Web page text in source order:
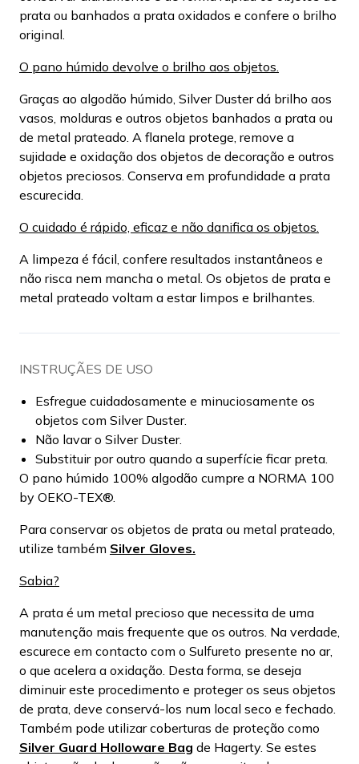
prata ou banhados a prata oxidados e confere o brilho
original.
O pano húmido devolve o brilho aos objetos.
Graças ao algodão húmido, Silver Duster dá brilho aos
vasos, molduras e outros objetos banhados a prata ou
de metal prateado. A flanela protege, remove a
sujidade e oxidação dos objetos de decoração e outros
objetos preciosos. Conserva em profundidade a prata
escurecida.
O cuidado é rápido, eficaz e não danifica os objetos.
A limpeza é fácil, confere resultados instantâneos e
não risca nem mancha o metal. Os objetos de prata e
metal prateado voltam a estar limpos e brilhantes.
INSTRUÇÃES DE USO
Esfregue cuidadosamente e minuciosamente os
objetos com Silver Duster.
Não lavar o Silver Duster.
Substituir por outro quando a superfície ficar preta.
O pano húmido 100% algodão cumpre a NORMA 100
by OEKO-TEX®.
Para conservar os objetos de prata ou metal prateado,
utilize também Silver Gloves.
Sabia?
A prata é um metal precioso que necessita de uma
manutenção mais frequente que os outros. Na verdade,
escurece em contacto com o Sulfureto presente no ar,
o que acelera a oxidação. Desta forma, se deseja
diminuir este procedimento e proteger os seus objetos
de prata, deve conservá-los num local seco e fechado.
Também pode utilizar coberturas de proteção como
Silver Guard Holloware Bag de Hagerty. Se estes